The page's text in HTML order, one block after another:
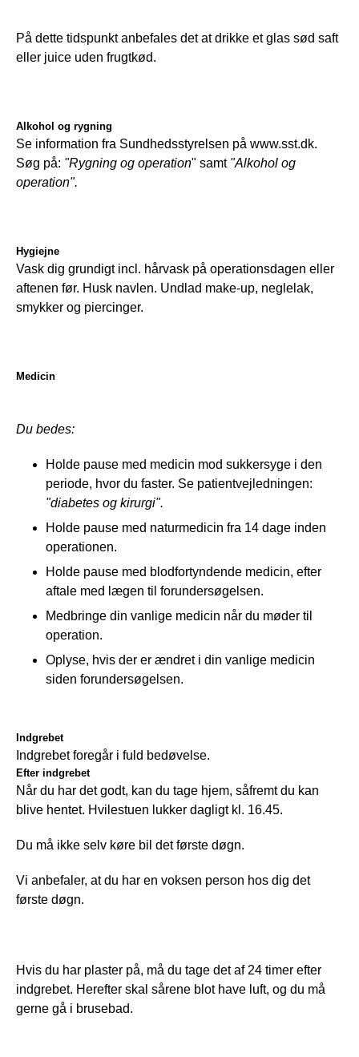
På dette tidspunkt anbefales det at drikke et glas sød saft
eller juice uden frugtkød.
Alkohol og rygning
Se information fra Sundhedsstyrelsen på www.sst.dk.
Søg på: "Rygning og operation" samt "Alkohol og
operation".
Hygiejne
Vask dig grundigt incl. hårvask på operationsdagen eller
aftenen før. Husk navlen. Undlad make-up, neglelak,
smykker og piercinger.
Medicin
Du bedes:
Holde pause med medicin mod sukkersyge i den
periode, hvor du faster. Se patientvejledningen:
"diabetes og kirurgi".
Holde pause med naturmedicin fra 14 dage inden
operationen.
Holde pause med blodfortyndende medicin, efter
aftale med lægen til forundersøgelsen.
Medbringe din vanlige medicin når du møder til
operation.
Oplyse, hvis der er ændret i din vanlige medicin
siden forundersøgelsen.
Indgrebet
Indgrebet foregår i fuld bedøvelse.
Efter indgrebet
Når du har det godt, kan du tage hjem, såfremt du kan
blive hentet. Hvilestuen lukker dagligt kl. 16.45.
Du må ikke selv køre bil det første døgn.
Vi anbefaler, at du har en voksen person hos dig det
første døgn.
Hvis du har plaster på, må du tage det af 24 timer efter
indgrebet. Herefter skal sårene blot have luft, og du må
gerne gå i brusebad.